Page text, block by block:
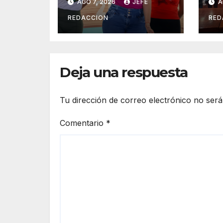
Seguridad
Pública y Casa de
Cultura 2026
AGO 7, 2026 JEFE
REDACCION
Deja una respuesta
Tu dirección de correo electrónico no
Comentario *